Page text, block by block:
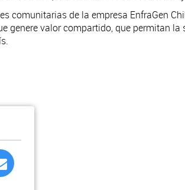
comunitarias de la empresa EnfraGen
genere valor compartido, que permitan